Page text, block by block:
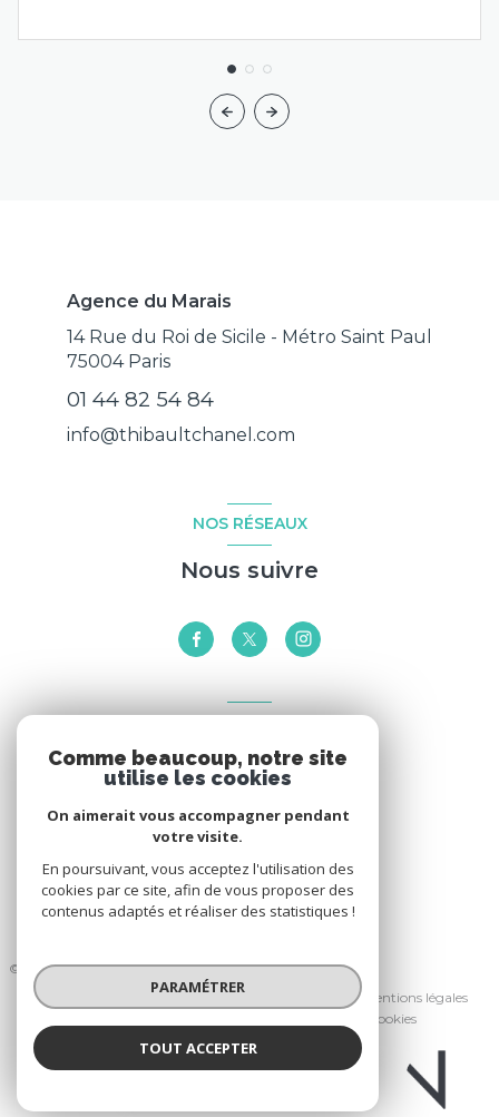
THIBAULT CHANEL IMMOBILIER
Agence du Marais
14 Rue du Roi de Sicile - Métro Saint Paul
75004 Paris
01 44 82 54 84
info@thibaultchanel.com
NOS RÉSEAUX
Nous suivre
Espace propriétaire
SE CONNECTER
© 2026 | Tous droits réservés
Nos honoraires
Nos partenaires
Mentions légales
Cookies
Comme beaucoup, notre site
utilise les cookies
On aimerait vous accompagner pendant
votre visite.
En poursuivant, vous acceptez l'utilisation des
cookies par ce site, afin de vous proposer des
contenus adaptés et réaliser des statistiques !
PARAMÉTRER
TOUT ACCEPTER